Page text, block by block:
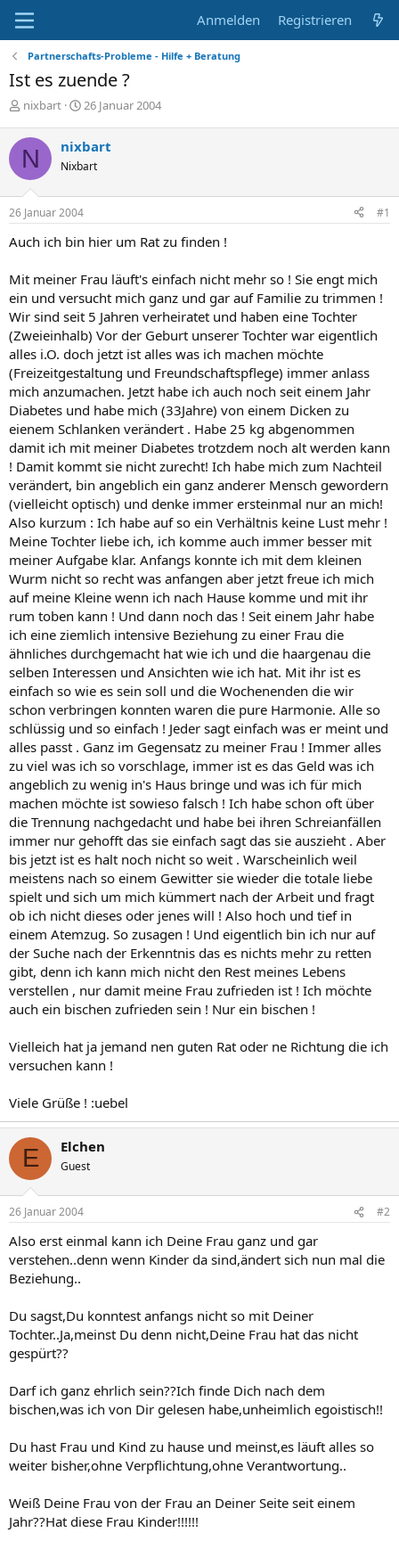
Anmelden Registrieren
Partnerschafts-Probleme - Hilfe + Beratung
Ist es zuende ?
E
s
t
e
l
l
e
nixbart
E
t
e
l
t
m
26 Januar 2004
N nixbart
Nixbart
26 Januar 2004 #1
Auch ich bin hier um Rat zu finden !
Mit meiner Frau läuft's einfach nicht mehr so ! Sie engt mich
ein und versucht mich ganz und gar auf Familie zu trimmen !
Wir sind seit 5 Jahren verheiratet und haben eine Tochter
(Zweieinhalb) Vor der Geburt unserer Tochter war eigentlich
alles i.O. doch jetzt ist alles was ich machen möchte
(Freizeitgestaltung und Freundschaftspflege) immer anlass
mich anzumachen. Jetzt habe ich auch noch seit einem Jahr
Diabetes und habe mich (33Jahre) von einem Dicken zu
eienem Schlanken verändert . Habe 25 kg abgenommen
damit ich mit meiner Diabetes trotzdem noch alt werden kann
! Damit kommt sie nicht zurecht! Ich habe mich zum Nachteil
verändert, bin angeblich ein ganz anderer Mensch gewordern
(vielleicht optisch) und denke immer ersteinmal nur an mich!
Also kurzum : Ich habe auf so ein Verhältnis keine Lust mehr !
Meine Tochter liebe ich, ich komme auch immer besser mit
meiner Aufgabe klar. Anfangs konnte ich mit dem kleinen
Wurm nicht so recht was anfangen aber jetzt freue ich mich
auf meine Kleine wenn ich nach Hause komme und mit ihr
rum toben kann ! Und dann noch das ! Seit einem Jahr habe
ich eine ziemlich intensive Beziehung zu einer Frau die
ähnliches durchgemacht hat wie ich und die haargenau die
selben Interessen und Ansichten wie ich hat. Mit ihr ist es
einfach so wie es sein soll und die Wochenenden die wir
schon verbringen konnten waren die pure Harmonie. Alle so
schlüssig und so einfach ! Jeder sagt einfach was er meint und
alles passt . Ganz im Gegensatz zu meiner Frau ! Immer alles
zu viel was ich so vorschlage, immer ist es das Geld was ich
angeblich zu wenig in's Haus bringe und was ich für mich
machen möchte ist sowieso falsch ! Ich habe schon oft über
die Trennung nachgedacht und habe bei ihren Schreianfällen
immer nur gehofft das sie einfach sagt das sie auszieht . Aber
bis jetzt ist es halt noch nicht so weit . Warscheinlich weil
meistens nach so einem Gewitter sie wieder die totale liebe
spielt und sich um mich kümmert nach der Arbeit und fragt
ob ich nicht dieses oder jenes will ! Also hoch und tief in
einem Atemzug. So zusagen ! Und eigentlich bin ich nur auf
der Suche nach der Erkenntnis das es nichts mehr zu retten
gibt, denn ich kann mich nicht den Rest meines Lebens
verstellen , nur damit meine Frau zufrieden ist ! Ich möchte
auch ein bischen zufrieden sein ! Nur ein bischen !
Vielleich hat ja jemand nen guten Rat oder ne Richtung die ich
versuchen kann !
Viele Grüße ! :uebel
E Elchen
Guest
26 Januar 2004 #2
Also erst einmal kann ich Deine Frau ganz und gar
verstehen..denn wenn Kinder da sind,ändert sich nun mal die
Beziehung..
Du sagst,Du konntest anfangs nicht so mit Deiner
Tochter..Ja,meinst Du denn nicht,Deine Frau hat das nicht
gespürt??
Darf ich ganz ehrlich sein??Ich finde Dich nach dem
bischen,was ich von Dir gelesen habe,unheimlich egoistisch!!
Du hast Frau und Kind zu hause und meinst,es läuft alles so
weiter bisher,ohne Verpflichtung,ohne Verantwortung..
Weiß Deine Frau von der Frau an Deiner Seite seit einem
Jahr??Hat diese Frau Kinder!!!!!!